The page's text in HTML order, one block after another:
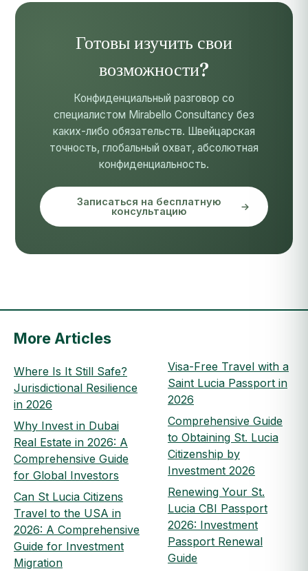
Готовы изучить свои
возможности?
Конфиденциальный разговор со
специалистом Mirabello Consultancy без
каких-либо обязательств. Швейцарская
точность, глобальный охват, абсолютная
конфиденциальность.
Записаться на бесплатную
консультацию
More Articles
Where Is It Still Safe?
Jurisdictional Resilience
in 2026
Why Invest in Dubai
Real Estate in 2026: A
Comprehensive Guide
for Global Investors
Can St Lucia Citizens
Travel to the USA in
2026: A Comprehensive
Guide for Investment
Migration
Visa-Free Travel with a
Saint Lucia Passport in
2026
Comprehensive Guide
to Obtaining St. Lucia
Citizenship by
Investment 2026
Renewing Your St.
Lucia CBI Passport
2026: Investment
Passport Renewal
Guide